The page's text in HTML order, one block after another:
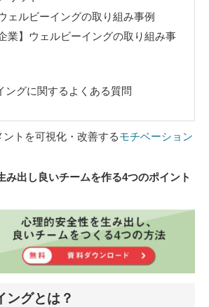
ェルビーイングの取り組み事例
業】ウェルビーイングの取り組み事
ングに関するよくある質問
トを可視化・改善するモチベーション
出し良いチームを作る4つのポイント
ングとは？